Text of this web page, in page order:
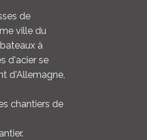
de
ville du
à
d'acier se
d'Allemagne,
chantiers de